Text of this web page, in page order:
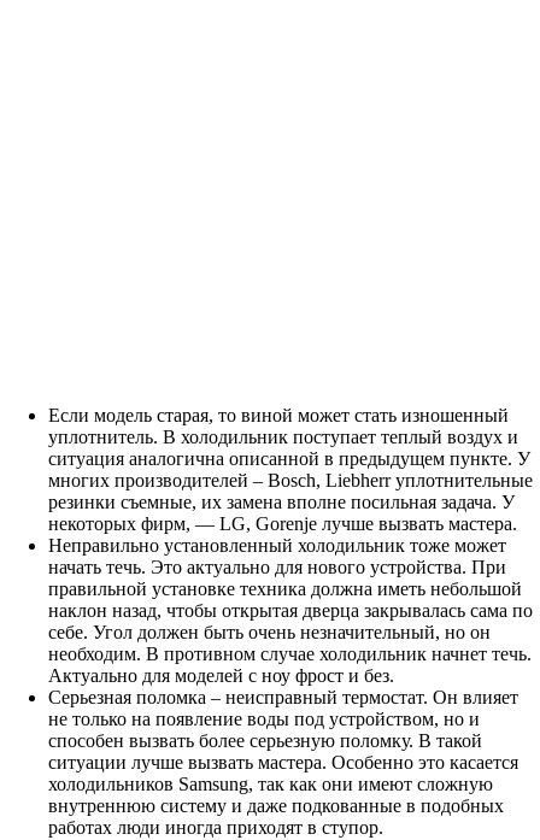
Если модель старая, то виной может стать изношенный
уплотнитель. В холодильник поступает теплый воздух и
ситуация аналогична описанной в предыдущем пункте. У
многих производителей – Bosch, Liebherr уплотнительные
резинки съемные, их замена вполне посильная задача. У
некоторых фирм, — LG, Gorenje лучше вызвать мастера.
Неправильно установленный холодильник тоже может
начать течь. Это актуально для нового устройства. При
правильной установке техника должна иметь небольшой
наклон назад, чтобы открытая дверца закрывалась сама по
себе. Угол должен быть очень незначительный, но он
необходим. В противном случае холодильник начнет течь.
Актуально для моделей с ноу фрост и без.
Серьезная поломка – неисправный термостат. Он влияет
не только на появление воды под устройством, но и
способен вызвать более серьезную поломку. В такой
ситуации лучше вызвать мастера. Особенно это касается
холодильников Samsung, так как они имеют сложную
внутреннюю систему и даже подкованные в подобных
работах люди иногда приходят в ступор.